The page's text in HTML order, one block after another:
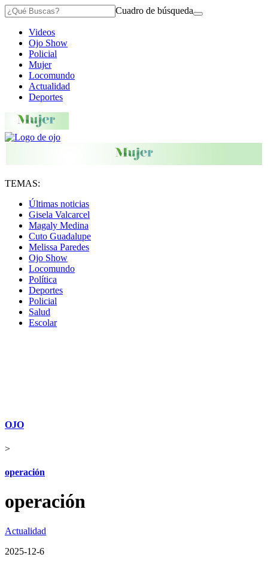
Cuadro de búsqueda
Videos
Ojo Show
Policial
Mujer
Locomundo
Actualidad
Deportes
TEMAS:
Últimas noticias
Gisela Valcarcel
Magaly Medina
Cuto Guadalupe
Melissa Paredes
Ojo Show
Locomundo
Política
Deportes
Policial
Salud
Escolar
OJO
>
operación
operación
Actualidad
2025-12-6